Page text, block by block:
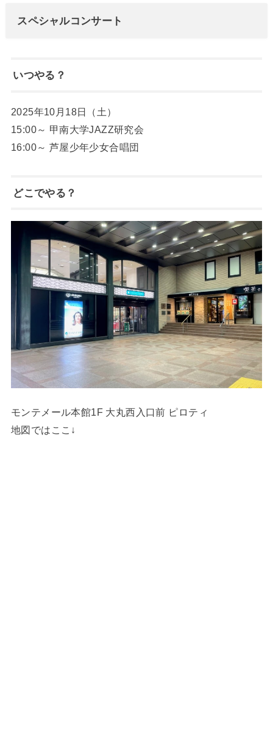
スペシャルコンサート
いつやる？
2025年10月18日（土）
15:00～ 甲南大学JAZZ研究会
16:00～ 芦屋少年少女合唱団
どこでやる？
モンテメール本館1F 大丸西入口前 ピロティ
地図ではここ↓